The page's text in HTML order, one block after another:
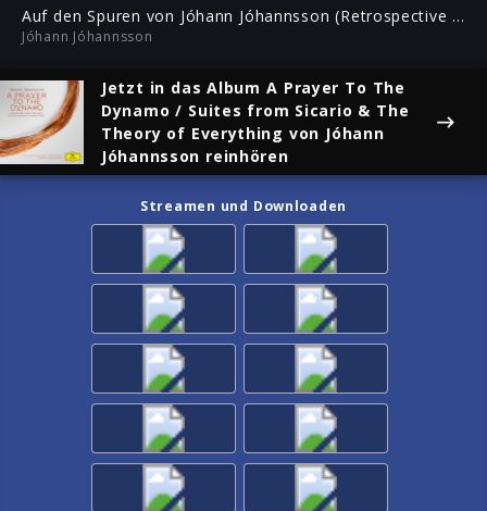
Auf den Spuren von Jóhann Jóhannsson (Retrospective II)
Jóhann Jóhannsson
Jetzt in das Album A Prayer To The
Dynamo / Suites from Sicario & The
Theory of Everything von Jóhann
Jóhannsson reinhören
Streamen und Downloaden